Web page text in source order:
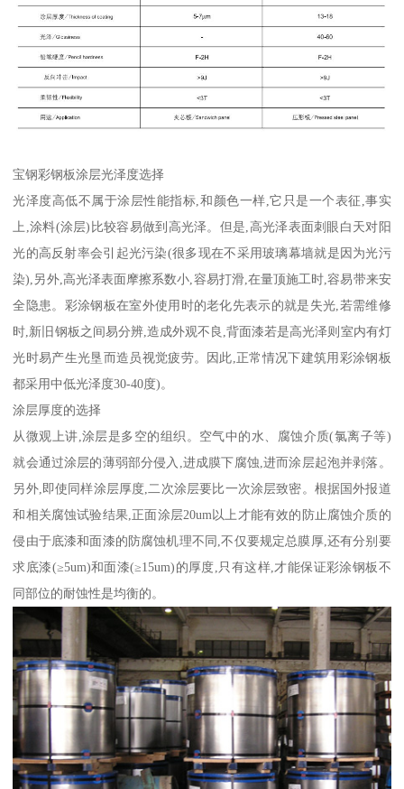
宝钢彩钢板涂层光泽度选择
光泽度高低不属于涂层性能指标,和颜色一样,它只是一个表征,事实
上,涂料(涂层)比较容易做到高光泽。但是,高光泽表面刺眼白天对阳
光的高反射率会引起光污染(很多现在不采用玻璃幕墙就是因为光污
染),另外,高光泽表面摩擦系数小,容易打滑,在量顶施工时,容易带来安
全隐患。彩涂钢板在室外使用时的老化先表示的就是失光,若需维修
时,新旧钢板之间易分辨,造成外观不良,背面漆若是高光泽则室内有灯
光时易产生光垦而造员视觉疲劳。因此,正常情况下建筑用彩涂钢板
都采用中低光泽度30-40度)。
涂层厚度的选择
从微观上讲,涂层是多空的组织。空气中的水、腐蚀介质(氯离子等)
就会通过涂层的薄弱部分侵入,进成膜下腐蚀,进而涂层起泡并剥落。
另外,即使同样涂层厚度,二次涂层要比一次涂层致密。根据国外报道
和相关腐蚀试验结果,正面涂层20um以上才能有效的防止腐蚀介质的
侵由于底漆和面漆的防腐蚀机理不同,不仅要规定总膜厚,还有分别要
求底漆(≥5um)和面漆(≥15um)的厚度,只有这样,才能保证彩涂钢板不
同部位的耐蚀性是均衡的。